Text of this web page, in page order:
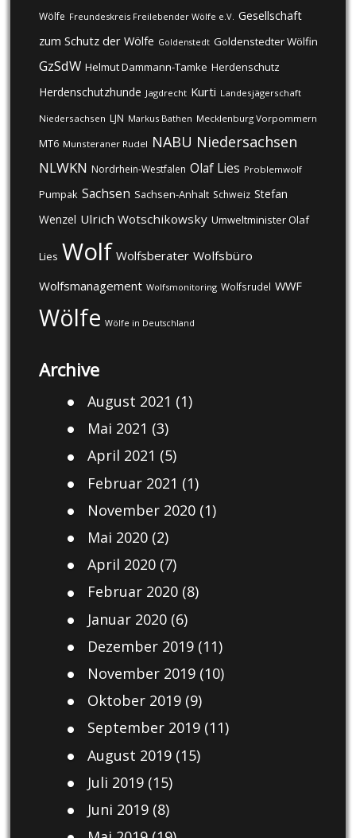
Wölfe Freundeskreis Freilebender Wölfe e.V. Gesellschaft
zum Schutz der Wölfe Goldenstedt Goldenstedter Wölfin
GzSdW Helmut Dammann-Tamke Herdenschutz
Herdenschutzhunde Jagdrecht Kurti Landesjägerschaft
Niedersachsen LJN Markus Bathen Mecklenburg Vorpommern
MT6 Munsteraner Rudel NABU Niedersachsen
NLWKN Nordrhein-Westfalen Olaf Lies Problemwolf
Pumpak Sachsen Sachsen-Anhalt Schweiz Stefan
Wenzel Ulrich Wotschikowsky Umweltminister Olaf
Lies Wolf Wolfsberater Wolfsbüro
Wolfsmanagement Wolfsmonitoring Wolfsrudel WWF
Wölfe Wölfe in Deutschland
Archive
August 2021 (1)
Mai 2021 (3)
April 2021 (5)
Februar 2021 (1)
November 2020(1)
Mai 2020(2)
April 2020(7)
Februar 2020(8)
Januar 2020(6)
Dezember 2019(11)
November 2019(10)
Oktober 2019(9)
September 2019(11)
August 2019(15)
Juli 2019(15)
Juni 2019(8)